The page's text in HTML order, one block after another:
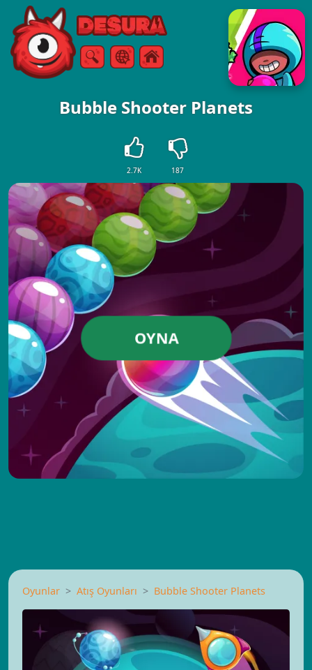
Free Online Games
AramaMenü
Bubble Shooter Planets
2.7K 187
OYNA
Oyunlar Atış Oyunları Bubble Shooter Planets